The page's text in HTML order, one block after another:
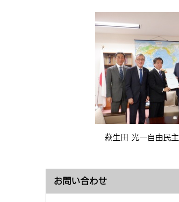
萩生田 光一自由民
お問い合わせ